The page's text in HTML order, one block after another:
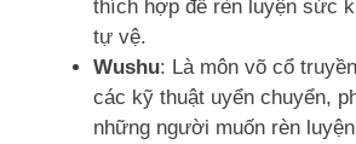
thích hợp để rèn luyện sức
tự vệ.
Wushu: Là môn võ cổ
các kỹ thuật uyển chuyển,
những người muốn rèn